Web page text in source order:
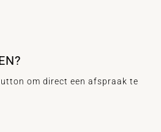
om direct een afspraak te